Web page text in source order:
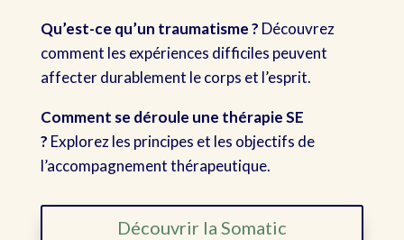
Qu’est-ce qu’un traumatisme ? Découvrez
comment les expériences difficiles peuvent
affecter durablement le corps et l’esprit.
Comment se déroule une thérapie SE
? Explorez les principes et les objectifs de
l’accompagnement thérapeutique.
Découvrir la Somatic